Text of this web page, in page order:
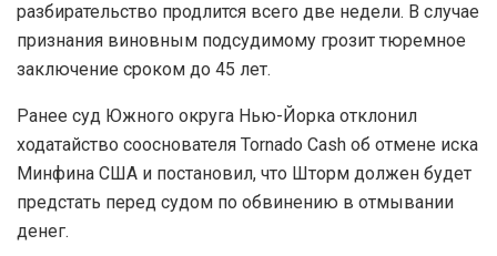
разбирательство продлится всего две недели. В случае
признания виновным подсудимому грозит тюремное
заключение сроком до 45 лет.
Ранее суд Южного округа Нью-Йорка отклонил
ходатайство сооснователя Tornado Cash об отмене иска
Минфина США и постановил, что Шторм должен будет
предстать перед судом по обвинению в отмывании
денег.